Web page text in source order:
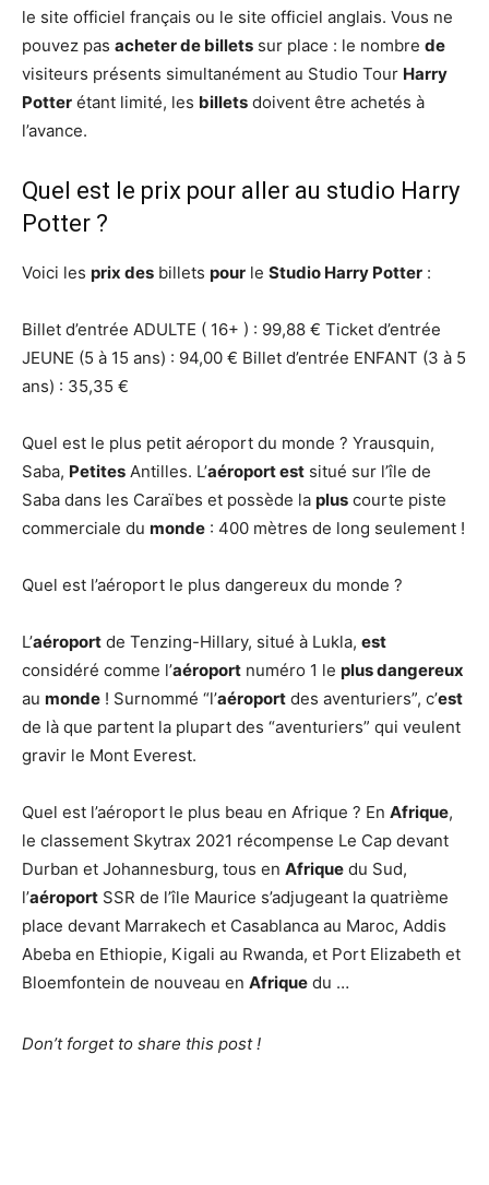
le site officiel français ou le site officiel anglais. Vous ne
pouvez pas acheter de billets sur place : le nombre de
visiteurs présents simultanément au Studio Tour Harry
Potter étant limité, les billets doivent être achetés à
l’avance.
Quel est le prix pour aller au studio Harry
Potter ?
Voici les prix des billets pour le Studio Harry Potter :
Billet d’entrée ADULTE ( 16+ ) : 99,88 € Ticket d’entrée
JEUNE (5 à 15 ans) : 94,00 € Billet d’entrée ENFANT (3 à 5
ans) : 35,35 €
Quel est le plus petit aéroport du monde ? Yrausquin,
Saba, Petites Antilles. L’aéroport est situé sur l’île de
Saba dans les Caraïbes et possède la plus courte piste
commerciale du monde : 400 mètres de long seulement !
Quel est l’aéroport le plus dangereux du monde ?
L’aéroport de Tenzing-Hillary, situé à Lukla, est
considéré comme l’aéroport numéro 1 le plus dangereux
au monde ! Surnommé “l’aéroport des aventuriers”, c’est
de là que partent la plupart des “aventuriers” qui veulent
gravir le Mont Everest.
Quel est l’aéroport le plus beau en Afrique ? En Afrique,
le classement Skytrax 2021 récompense Le Cap devant
Durban et Johannesburg, tous en Afrique du Sud,
l’aéroport SSR de l’île Maurice s’adjugeant la quatrième
place devant Marrakech et Casablanca au Maroc, Addis
Abeba en Ethiopie, Kigali au Rwanda, et Port Elizabeth et
Bloemfontein de nouveau en Afrique du …
Don’t forget to share this post !